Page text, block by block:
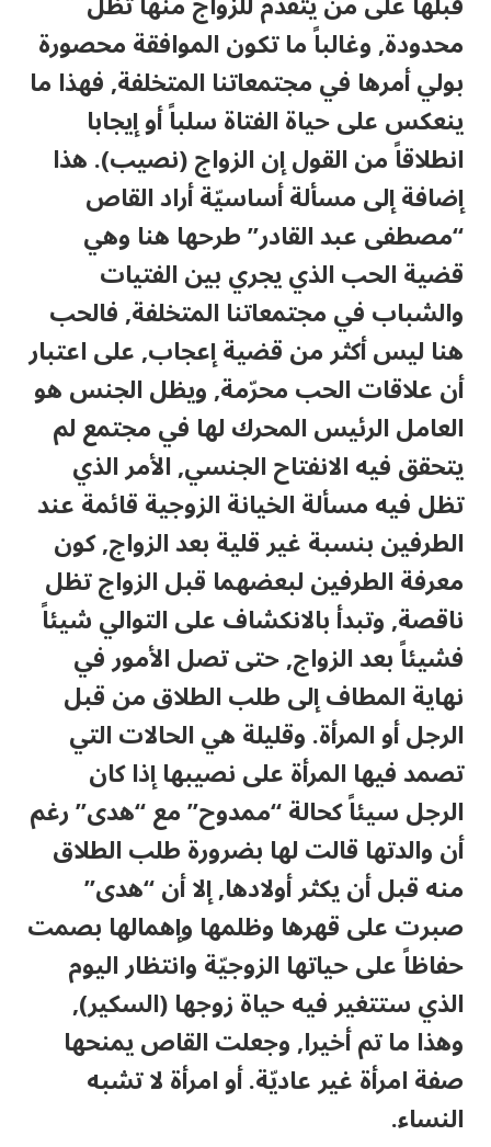
محدودة, وغالباً ما تكون الموافقة محصورة
بولي أمرها في مجتمعاتنا المتخلفة, فهذا ما
ينعكس على حياة الفتاة سلباً أو إيجابا
انطلاقاً من القول إن الزواج (نصيب). هذا
إضافة إلى مسألة أساسيّة أراد القاص
“مصطفى عبد القادر” طرحها هنا وهي
قضية الحب الذي يجري بين الفتيات
والشباب في مجتمعاتنا المتخلفة, فالحب
هنا ليس أكثر من قضية إعجاب, على اعتبار
أن علاقات الحب محرّمة, ويظل الجنس هو
العامل الرئيس المحرك لها في مجتمع لم
يتحقق فيه الانفتاح الجنسي, الأمر الذي
تظل فيه مسألة الخيانة الزوجية قائمة عند
الطرفين بنسبة غير قلية بعد الزواج, كون
معرفة الطرفين لبعضهما قبل الزواج تظل
ناقصة, وتبدأ بالانكشاف على التوالي شيئاً
فشيئاً بعد الزواج, حتى تصل الأمور في
نهاية المطاف إلى طلب الطلاق من قبل
الرجل أو المرأة. وقليلة هي الحالات التي
تصمد فيها المرأة على نصيبها إذا كان
الرجل سيئاً كحالة “ممدوح” مع “هدى” رغم
أن والدتها قالت لها بضرورة طلب الطلاق
منه قبل أن يكثر أولادها, إلا أن “هدى”
صبرت على قهرها وظلمها وإهمالها بصمت
حفاظاً على حياتها الزوجيّة وانتظار اليوم
الذي ستتغير فيه حياة زوجها (السكير),
وهذا ما تم أخيرا, وجعلت القاص يمنحها
صفة امرأة غير عاديّة. أو امرأة لا تشبه
النساء.